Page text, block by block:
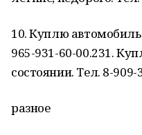
10. Куплю
965-931-60-00.231.
состоянии. Тел. 8-
разное